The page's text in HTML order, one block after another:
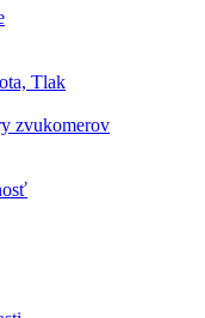
Tlak
zvukomerov